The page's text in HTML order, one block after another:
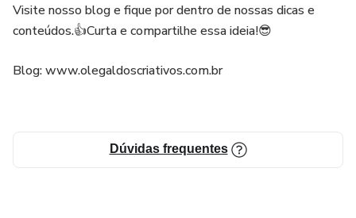
Visite nosso blog e fique por dentro de nossas dicas e
conteúdos.👍Curta e compartilhe essa ideia!😎
Blog: www.olegaldoscriativos.com.br
Dúvidas frequentes